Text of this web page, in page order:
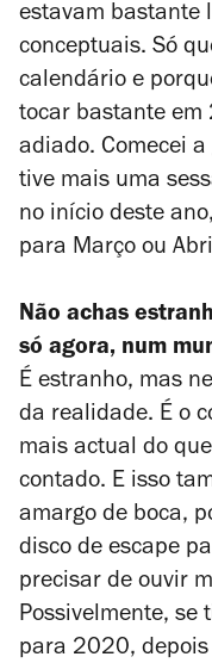
estavam bastante
conceptuais. Só
calendário e
tocar bastante em
adiado. Comecei
tive mais uma
no início deste
para Março ou
Não achas
só agora, num
É estranho, mas
da realidade. É o
mais actual do
contado. E isso
amargo de boca,
disco de escape
precisar de ouvir
Possivelmente, se
para 2020, depois